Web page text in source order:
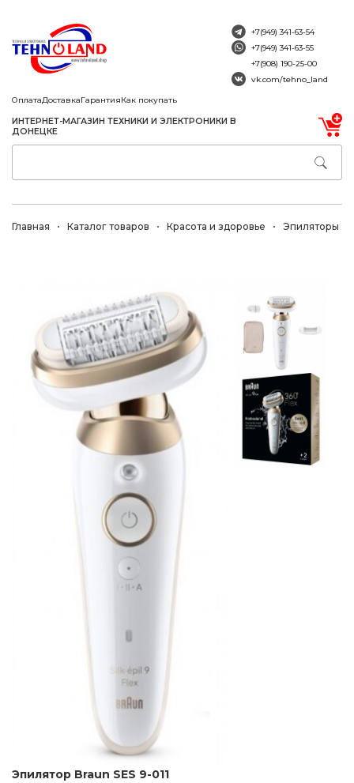
ОплатаДоставкаГарантияКак покупать
ИНТЕРНЕТ-МАГАЗИН ТЕХНИКИ И ЭЛЕКТРОНИКИ В
ДОНЕЦКЕ
+7(949) 341-63-54
+7(949) 341-63-55
+7(908) 190-25-00
vk.com/tehno_land
Главная Каталог товаров Красота и здоровье Эпиляторы
Эпилятор Braun SES 9-011